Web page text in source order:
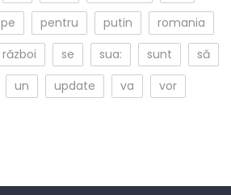
pe pentru putin
romania
război se sua: sunt
să
un update va
vor